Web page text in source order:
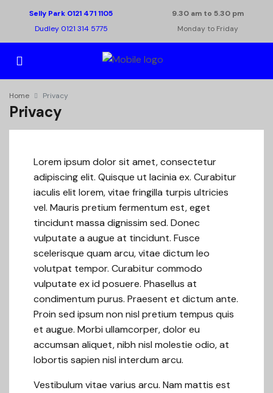
Selly Park 0121 471 1105
Dudley 0121 314 5775
9.30 am to 5.30 pm
Monday to Friday
Home Privacy
Privacy
Lorem ipsum dolor sit amet, consectetur
adipiscing elit. Quisque ut lacinia ex. Curabitur
iaculis elit lorem, vitae fringilla turpis ultricies
vel. Mauris pretium fermentum est, eget
tincidunt massa dignissim sed. Donec
vulputate a augue at tincidunt. Fusce
scelerisque quam arcu, vitae dictum leo
volutpat tempor. Curabitur commodo
vulputate ex id posuere. Phasellus at
condimentum purus. Praesent et dictum ante.
Proin sed ipsum non nisl pretium tempus quis
et augue. Morbi ullamcorper, dolor eu
accumsan aliquet, nibh nisl molestie odio, at
lobortis sapien nisl interdum arcu.
Vestibulum vitae varius arcu. Nam mattis est